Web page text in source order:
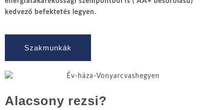
kedvező befektetés legyen.
Szakmunkák
Alacsony rezsi?